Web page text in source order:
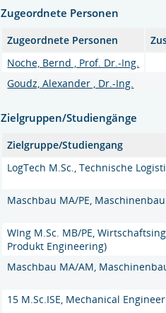
Zugeordnete Personen
Zugeordnete Personen
Noche, Bernd , Prof. Dr.-Ing.
Goudz, Alexander , Dr.-Ing.
Zielgruppen/Studiengänge
Zielgruppe/Studiengang
LogTech M.Sc., Technische
Maschbau MA/PE,
WIng M.Sc. MB/PE,
Produkt Engineering)
Maschbau MA/AM,
15 M.Sc.ISE, Mechanical